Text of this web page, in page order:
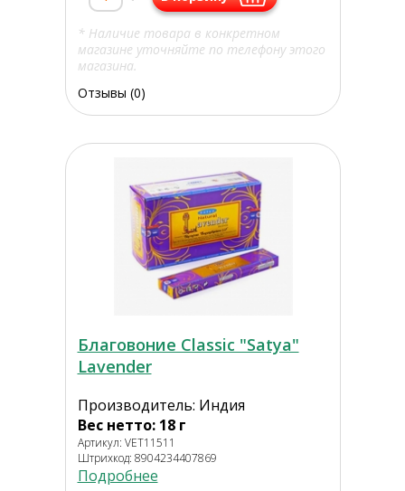
* Наличие товара в конкретном
магазине уточняйте по телефону этого
магазина.
Отзывы (0)
Благовоние Classic "Satya"
Lavender
Производитель: Индия
Вес нетто: 18 г
Артикул: VET11511
Штрихкод: 8904234407869
Подробнее